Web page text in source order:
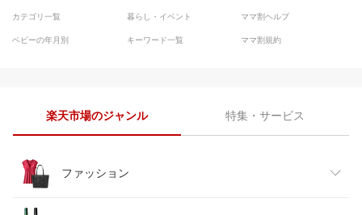
カテゴリ一覧
ベビーの年月別
暮らし・イベント
キーワード一覧
ママ割ヘルプ
ママ割規約
楽天市場のジャンル 特集・サービス
ファッション